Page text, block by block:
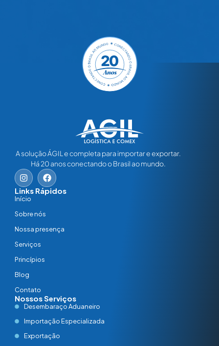
A solução ÁGIL e completa para importar e exportar.
Há 20 anos conectando o Brasil ao mundo.
Links Rápidos
Início
Sobre nós
Nossa presença
Serviços
Princípios
Blog
Contato
Nossos Serviços
Desembaraço Aduaneiro
Importação Especializada
Exportação